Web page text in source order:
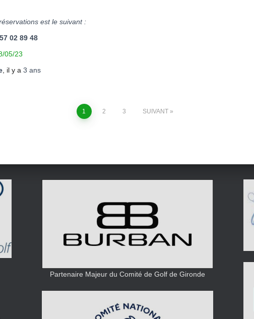
est le suivant :
02 89 48
05/23
, il y a 3 ans
1 2 3 SUIVANT
Partenaire Majeur du Comité de Golf de Gironde